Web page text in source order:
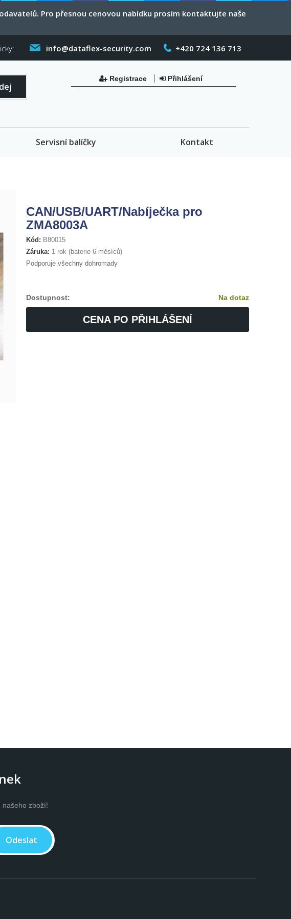
Pro přesnou cenovou nabídku prosím kontaktujte naše
+420 724 136 713
info@dataflex-security.com
Registrace Přihlášení
Servisní balíčky Kontakt
CAN/USB/UART/Nabíječka pro
ZMA8003A
Kód: B80015
Záruka: 1 rok (baterie 6 měsíců)
Podporuje všechny dohromady
Dostupnost: Na dotaz
CENA PO PŘIHLÁŠENÍ
našeho zboží!
Odeslat